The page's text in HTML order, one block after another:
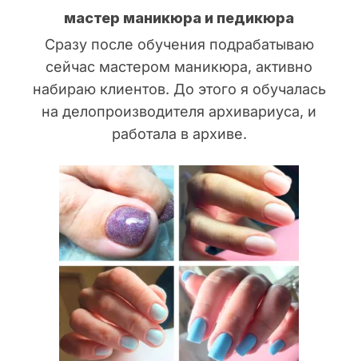
мастер маникюра и педикюра
Сразу после обучения подрабатываю
сейчас мастером маникюра, активно
набираю клиентов. До этого я обучалась
на делопроизводителя архивариуса, и
работала в архиве.